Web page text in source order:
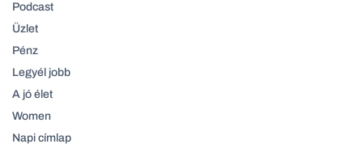
Podcast
Üzlet
Pénz
Legyél jobb
A jó élet
Women
Napi címlap